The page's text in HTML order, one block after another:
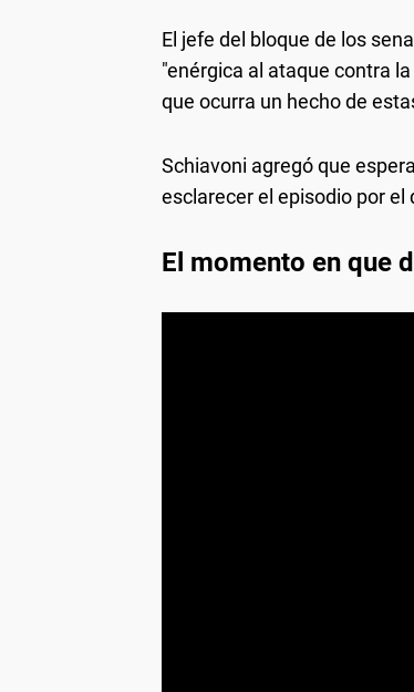
El jefe del bloque de los
"enérgica al ataque contra
que ocurra un hecho de
Schiavoni agregó que
esclarecer el episodio por
El momento en que